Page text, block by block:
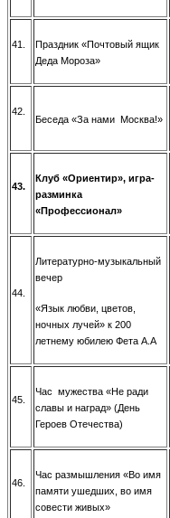
41.
Праздник «Почтовый ящик
Деда Мороза»
42.
Беседа «За нами Москва!»
43.
Клуб «Ориентир», игра-
разминка
«Профессионал»
44.
Литературно-музыкальный
вечер
«Язык любви, цветов,
ночных лучей» к 200
летнему юбилею Фета А.А
45.
Час мужества «Не ради
славы и наград» (День
Героев Отечества)
46.
Час размышления «Во имя
памяти ушедших, во имя
совести живых»